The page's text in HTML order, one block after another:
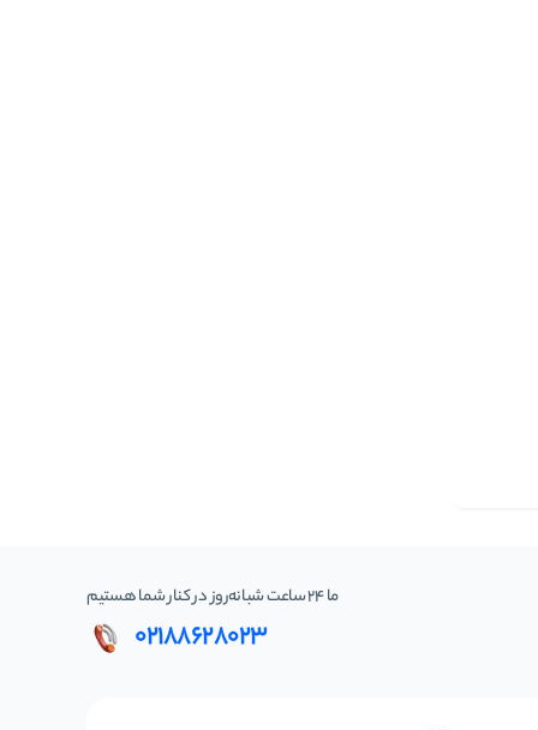
ما 24 ساعت شبانه‌روز در کنار شما هستیم
02188628023